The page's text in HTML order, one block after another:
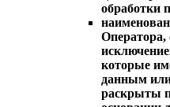
обработки
Оператора,
которые
данным
раскрыты